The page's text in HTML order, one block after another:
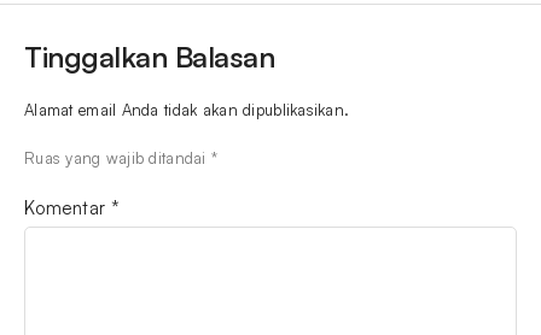
Tinggalkan Balasan
Alamat email Anda tidak akan dipublikasikan.
Ruas yang wajib ditandai *
Komentar *